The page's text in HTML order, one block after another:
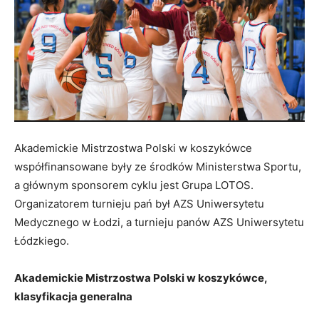
Akademickie Mistrzostwa Polski w koszykówce
współfinansowane były ze środków Ministerstwa Sportu,
a głównym sponsorem cyklu jest Grupa LOTOS.
Organizatorem turnieju pań był AZS Uniwersytetu
Medycznego w Łodzi, a turnieju panów AZS Uniwersytetu
Łódzkiego.
Akademickie Mistrzostwa Polski w koszykówce,
klasyfikacja generalna